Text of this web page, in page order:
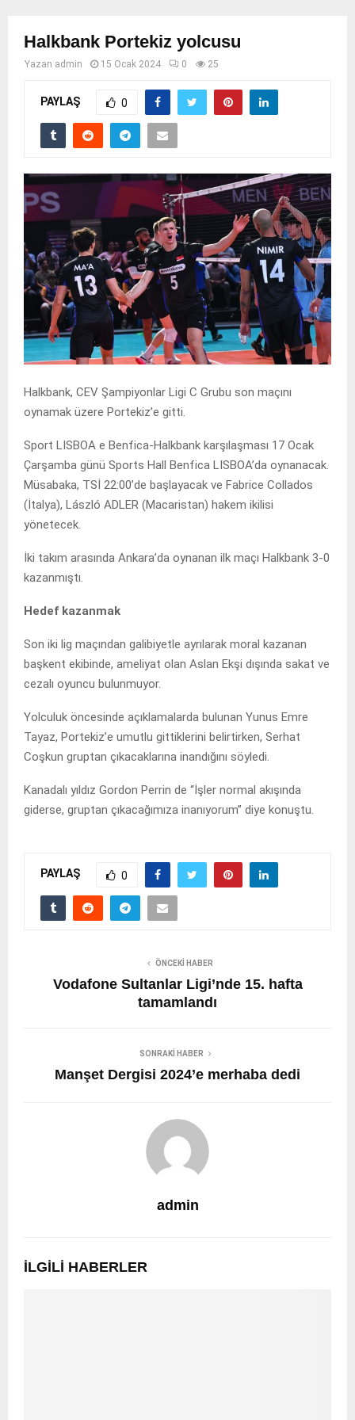
Halkbank Portekiz yolcusu
Yazan admin 15 Ocak 2024 0 25
PAYLAŞ 0
Halkbank, CEV Şampiyonlar Ligi C Grubu son maçını
oynamak üzere Portekiz’e gitti.
Sport LISBOA e Benfica-Halkbank karşılaşması 17 Ocak
Çarşamba günü Sports Hall Benfica LISBOA’da oynanacak.
Müsabaka, TSİ 22:00’de başlayacak ve Fabrice Collados
(İtalya), László ADLER (Macaristan) hakem ikilisi
yönetecek.
İki takım arasında Ankara’da oynanan ilk maçı Halkbank 3-0
kazanmıştı.
Hedef kazanmak
Son iki lig maçından galibiyetle ayrılarak moral kazanan
başkent ekibinde, ameliyat olan Aslan Ekşi dışında sakat ve
cezalı oyuncu bulunmuyor.
Yolculuk öncesinde açıklamalarda bulunan Yunus Emre
Tayaz, Portekiz’e umutlu gittiklerini belirtirken, Serhat
Coşkun gruptan çıkacaklarına inandığını söyledi.
Kanadalı yıldız Gordon Perrin de “İşler normal akışında
giderse, gruptan çıkacağımıza inanıyorum” diye konuştu.
PAYLAŞ 0
ÖNCEKI HABER
Vodafone Sultanlar Ligi’nde 15. hafta
tamamlandı
SONRAKI HABER
Manşet Dergisi 2024’e merhaba dedi
admin
İLGILI HABERLER